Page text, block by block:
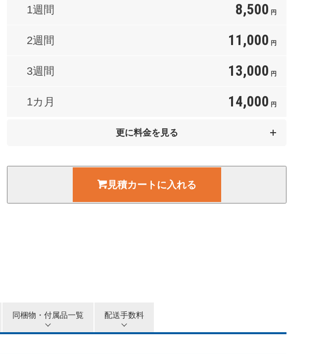
1週間 8,500 円
2週間 11,000 円
3週間 13,000 円
1カ月 14,000 円
円
3カ月 25,000 円
更に料金を見る
見積カートに入れる
同梱物・付属品一覧 配送手数料